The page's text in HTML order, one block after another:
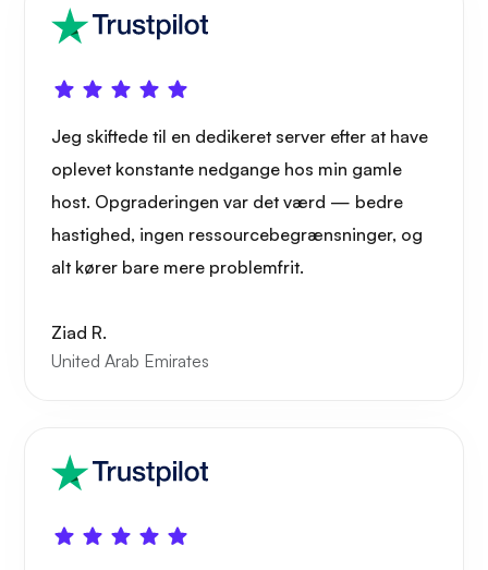
Jeg skiftede til en dedikeret server efter at have
oplevet konstante nedgange hos min gamle
host. Opgraderingen var det værd — bedre
hastighed, ingen ressourcebegrænsninger, og
alt kører bare mere problemfrit.
Ziad R.
United Arab Emirates